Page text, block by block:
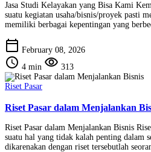
Jasa Studi Kelayakan yang Bisa Kami
suatu kegiatan usaha/bisnis/proyek pasti
memiliki berbagai kepentingan yang
calendar_today February 08, 2026
schedule 4 min visibility 313
Riset Pasar
Riset Pasar dalam Menjalankan
Riset Pasar dalam Menjalankan Bisnis
suatu hal yang tidak kalah penting dalam
dikarenakan dengan riset tersebutlah